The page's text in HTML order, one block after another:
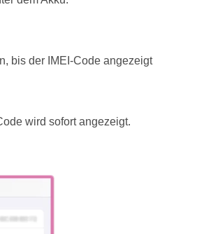
bis der IMEI-Code angezeigt
wird sofort angezeigt.